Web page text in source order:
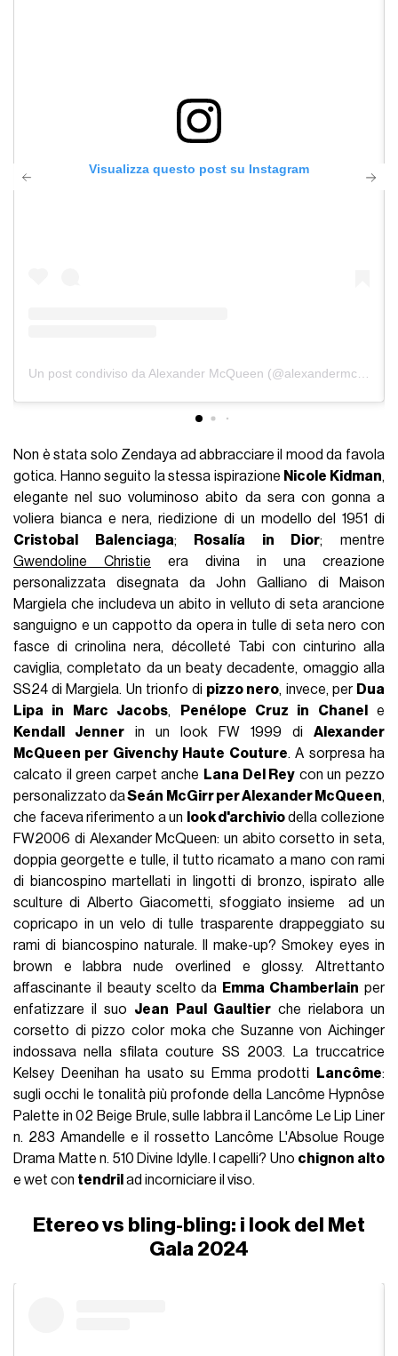
Visualizza questo post su Instagram
Un post condiviso da Alexander McQueen (@alexandermcqueen)
Non è stata solo Zendaya ad abbracciare il mood da favola
gotica. Hanno seguito la stessa ispirazione Nicole Kidman,
elegante nel suo voluminoso abito da sera con gonna a
voliera bianca e nera, riedizione di un modello del 1951 di
Cristobal Balenciaga; Rosalía in Dior; mentre
Gwendoline Christie era divina in una creazione
personalizzata disegnata da John Galliano di Maison
Margiela che includeva un abito in velluto di seta arancione
sanguigno e un cappotto da opera in tulle di seta nero con
fasce di crinolina nera, décolleté Tabi con cinturino alla
caviglia, completato da un beaty decadente, omaggio alla
SS24 di Margiela. Un trionfo di pizzo nero, invece, per Dua
Lipa in Marc Jacobs, Penélope Cruz in Chanel
e
Kendall Jenner in un look FW 1999 di Alexander
McQueen per Givenchy Haute Couture. A sorpresa ha
calcato il green carpet anche Lana Del Rey con un pezzo
personalizzato daSeán McGirr per Alexander McQueen,
che faceva riferimento a un
look d'archiviodella collezione
FW2006 di Alexander McQueen: un abito corsetto in seta,
doppia georgette e tulle, il tutto ricamato a mano con rami
di biancospino martellati in lingotti di bronzo, ispirato alle
sculture di Alberto Giacometti, sfoggiato insieme ad un
copricapo in un velo di tulle trasparente drappeggiato su
rami di biancospino naturale. Il make-up?Smokey eyes in
brown e labbra nude overlined e glossy. Altrettanto
affascinante il beauty scelto da Emma Chamberlain per
enfatizzare il suo Jean Paul Gaultierche rielabora un
corsetto di pizzo color moka che Suzanne von Aichinger
indossava nella sfilata couture SS 2003. La truccatrice
Kelsey Deenihan ha usato su Emma prodotti
Lancôme:
sugli occhi le tonalità più profonde della Lancôme Hypnôse
Palette in 02 Beige Brule, sulle labbra il Lancôme Le Lip Liner
n. 283 Amandelle e il rossetto Lancôme L'Absolue Rouge
Drama Matte n. 510 Divine Idylle. I capelli? Uno chignon alto
e wet con tendril ad incorniciare il viso.
Etereo vs bling-bling: i look del Met
Gala 2024